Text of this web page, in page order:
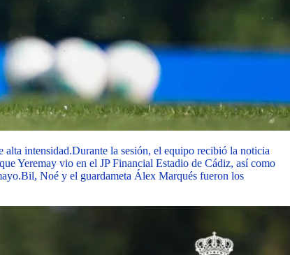
alta intensidad.Durante la sesión, el equipo recibió la noticia
Yeremay vio en el JP Financial Estadio de Cádiz, así como
Bil, Noé y el guardameta Álex Marqués fueron los